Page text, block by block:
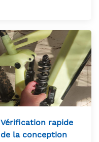
Vérification rapide
de la conception